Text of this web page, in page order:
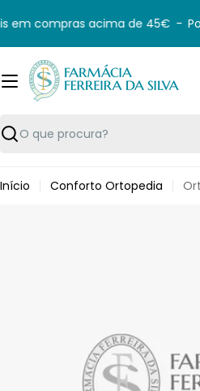
para
o
conteúdo
em compras acima de 45€ -
Pesquisar
Início Conforto Ortopedia